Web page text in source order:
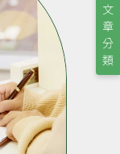
文
章
分
類